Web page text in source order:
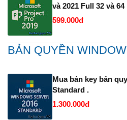
và 2021 Full 32 và
599.000đ
BẢN QUYỀN
Mua bán key bản
Standard .
1.300.000đ